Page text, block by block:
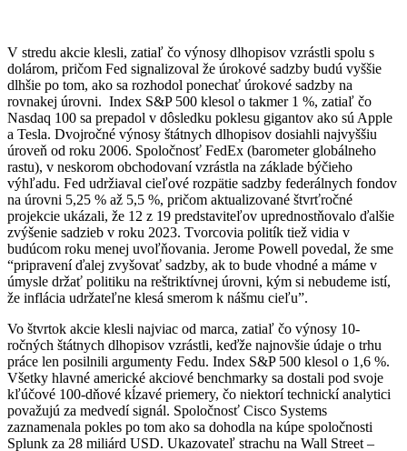
V stredu akcie klesli, zatiaľ čo výnosy dlhopisov vzrástli spolu s
dolárom, pričom Fed signalizoval že úrokové sadzby budú vyššie
dlhšie po tom, ako sa rozhodol ponechať úrokové sadzby na
rovnakej úrovni. Index S&P 500 klesol o takmer 1 %, zatiaľ čo
Nasdaq 100 sa prepadol v dôsledku poklesu gigantov ako sú Apple
a Tesla. Dvojročné výnosy štátnych dlhopisov dosiahli najvyššiu
úroveň od roku 2006. Spoločnosť FedEx (barometer globálneho
rastu), v neskorom obchodovaní vzrástla na základe býčieho
výhľadu. Fed udržiaval cieľové rozpätie sadzby federálnych fondov
na úrovni 5,25 % až 5,5 %, pričom aktualizované štvrťročné
projekcie ukázali, že 12 z 19 predstaviteľov uprednostňovalo ďalšie
zvýšenie sadzieb v roku 2023. Tvorcovia politík tiež vidia v
budúcom roku menej uvoľňovania. Jerome Powell povedal, že sme
“pripravení ďalej zvyšovať sadzby, ak to bude vhodné a máme v
úmysle držať politiku na reštriktívnej úrovni, kým si nebudeme istí,
že inflácia udržateľne klesá smerom k nášmu cieľu”.
Vo štvrtok akcie klesli najviac od marca, zatiaľ čo výnosy 10-
ročných štátnych dlhopisov vzrástli, keďže najnovšie údaje o trhu
práce len posilnili argumenty Fedu. Index S&P 500 klesol o 1,6 %.
Všetky hlavné americké akciové benchmarky sa dostali pod svoje
kľúčové 100-dňové kĺzavé priemery, čo niektorí technickí analytici
považujú za medvedí signál. Spoločnosť Cisco Systems
zaznamenala pokles po tom ako sa dohodla na kúpe spoločnosti
Splunk za 28 miliárd USD. Ukazovateľ strachu na Wall Street –